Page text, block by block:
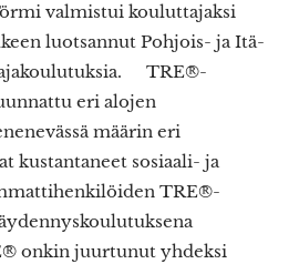
valmistui kouluttajaksi
luotsannut Pohjois- ja Itä-
TRE®-
eri alojen
määrin eri
kustantaneet sosiaali- ja
TRE®-
onkin juurtunut yhdeksi